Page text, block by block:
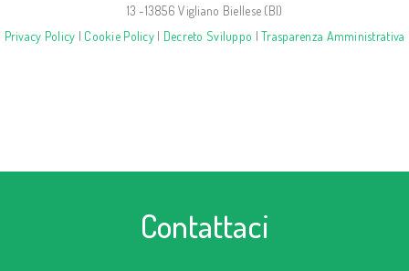
13 -13856 Vigliano Biellese (BI)
Privacy Policy | Cookie Policy| Decreto Sviluppo |Trasparenza Amministrativa
Contattaci